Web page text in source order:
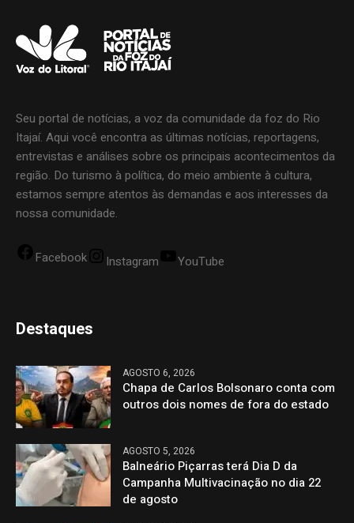
Seu portal de notícias, a voz da comunidade da foz do Rio
Itajaí. Aqui você encontra as últimas notícias, reportagens,
entrevistas e análises sobre os principais acontecimentos da
região. Do turismo à política, do meio ambiente à cultura,
estamos sempre atentos às demandas e aos interesses da
nossa comunidade.
Facebook Instagram YouTube
Destaques
AGOSTO 6, 2026
Chapa de Carlos Bolsonaro conta com
outros dois nomes de fora do estado
AGOSTO 5, 2026
Balneário Piçarras terá Dia D da
Campanha Multivacinação no dia 22
de agosto